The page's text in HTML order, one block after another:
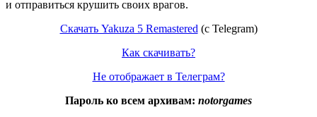
и отправиться крушить своих врагов.
Скачать Yakuza 5 Remastered (c Telegram)
Как скачивать?
Не отображает в Телеграм?
Пароль ко всем архивам: notorgames